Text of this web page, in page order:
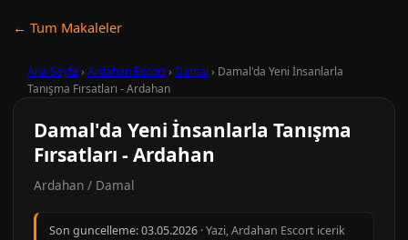
← Tum Makaleler
Ana Sayfa › Ardahan Escort› Damal › Damal'da Yeni İnsanlarla
Tanışma Fırsatları - Ardahan
Damal'da Yeni İnsanlarla Tanışma
Fırsatları - Ardahan
Ardahan / Damal
Son guncelleme:03.05.2026 · Yazi, Ardahan Escort icerik